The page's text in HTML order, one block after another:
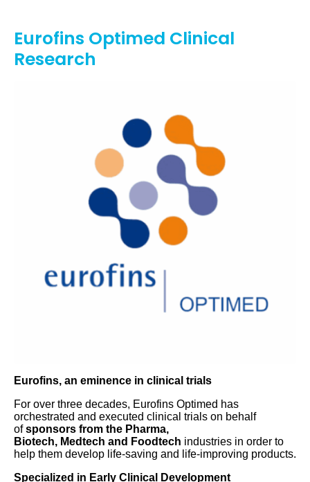
Eurofins Optimed Clinical
Research
Eurofins, an eminence in clinical trials
For over three decades, Eurofins Optimed has
orchestrated and executed clinical trials on behalf
ofsponsors from the Pharma,
Biotech, Medtech and Foodtech industries in order to
help them develop life-saving and life-improving products.
Specialized in Early Clinical Development